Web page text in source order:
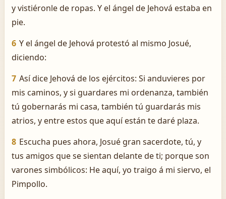
y vistiéronle de ropas. Y el ángel de Jehová estaba en
pie.
6 Y el ángel de Jehová protestó al mismo Josué,
diciendo:
7 Así dice Jehová de los ejércitos: Si anduvieres por
mis caminos, y si guardares mi ordenanza, también
tú gobernarás mi casa, también tú guardarás mis
atrios, y entre estos que aquí están te daré plaza.
8 Escucha pues ahora, Josué gran sacerdote, tú, y
tus amigos que se sientan delante de ti; porque son
varones simbólicos: He aquí, yo traigo á mi siervo, el
Pimpollo.